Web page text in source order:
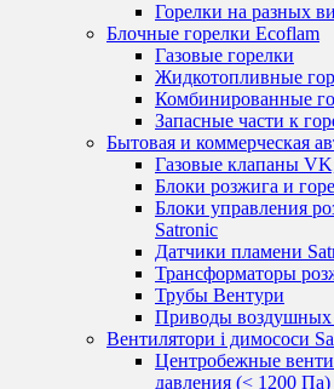
Горелки на разных
Блочные горелки Ecoflam
Газовые горелки
Жидкотопливные
Комбинированные
Запасные части к
Бытовая и коммерческая
Газовые клапаны
Блоки розжига и
Блоки управления
Satronic
Датчики пламени
Трансформаторы
Трубы Вентури
Приводы воздушных
Вентилятори і димососи
Центробежные
давления (< 1200 Па)